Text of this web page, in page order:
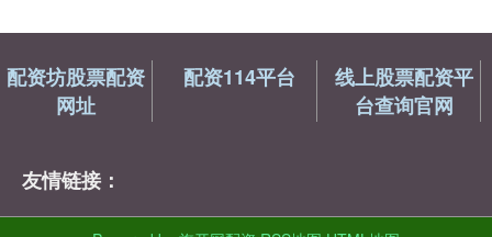
配资坊股票配资
网址
配资114平台
线上股票配资平
台查询官网
友情链接：